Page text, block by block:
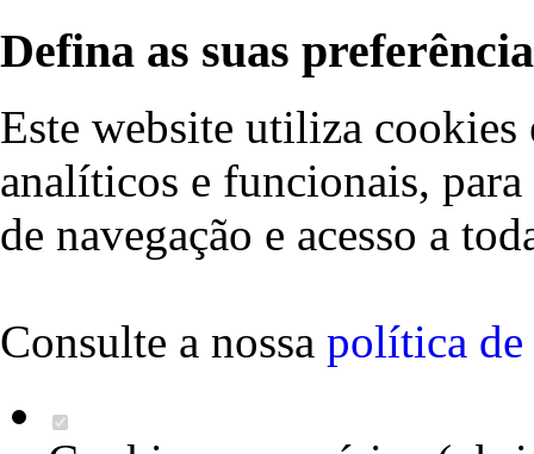
Defina as suas
Este website utiliza cookies
analíticos e funcionais,
de navegação e acesso a
Consulte a nossa política de